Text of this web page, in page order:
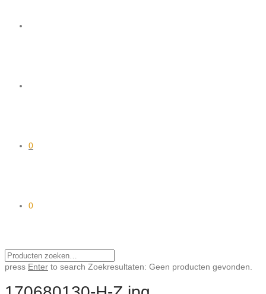
0
0
press Enter to search Zoekresultaten: Geen producten gevonden.